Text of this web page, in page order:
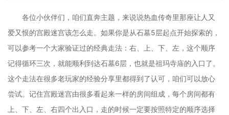
各位小伙伴们，咱们直奔主题，来说说热血传奇里那座让人又
爱又恨的宫殿迷宫该怎么走。如果你是从石墓5层起点开始探索的，
可以参考一个大家验证过的经典走法：右、上、下、左，这个顺序
记得循环三次，就能顺利到达石墓6层，也就是祖玛寺庙的入口了。
这个走法在很多老玩家的经验分享里都得到了认可，咱们可以放心
尝试。记住宫殿迷宫由很多看起来一样的房间组成，每个房间都有
上、下、左、右四个出入口，走的时候一定要按照特定的顺序选择